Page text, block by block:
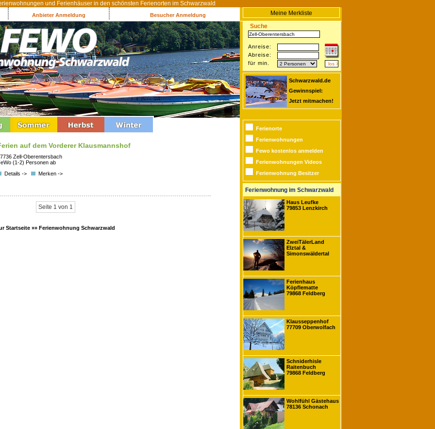
und Ferienhäuser in den schönsten Ferienorten im Schwarzwald
Anbieter Anmeldung Besucher Anmeldung
Meine Merkliste
Suche
Anreise:
Abreise:
für min.
Schwarzwald.de
Gewinnspiel:
Jetzt mitmachen!
auf dem Vorderer Klausmannshof
Zell-Oberentersbach
(1-2) Personen ab
Details ->
Merken ->
Seite 1 von 1
Startseite »» Ferienwohnung Schwarzwald
Ferienorte
Ferienwohnungen
Fewo kostenlos anmelden
Ferienwohnungen Videos
Ferienwohnung Besitzer
Ferienwohnung im Schwarzwald
Haus Leufke
79853 Lenzkirch
ZweiTälerLand
Elztal &
Simonswäldertal
Ferienhaus
Köpflematte
79868 Feldberg
Klausseppenhof
77709 Oberwolfach
Schniderhisle
Raitenbuch
79868 Feldberg
Wohlfühl Gästehaus
78136 Schonach